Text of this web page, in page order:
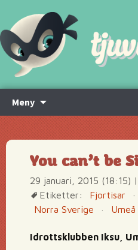
Meny
innehåll
You can’t be
29 januari, 2015 (18:15) |
Etiketter:
Fjortisar ·
Norra Sverige
· Umeå
Idrottsklubben Iksu,